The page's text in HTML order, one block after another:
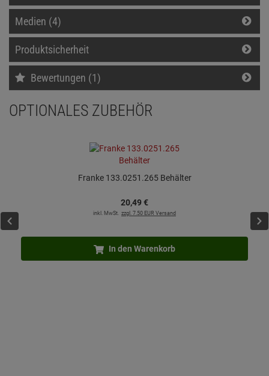
Medien (4)
Produktsicherheit
Bewertungen (1)
OPTIONALES ZUBEHÖR
Franke 133.0251.265 Behälter
20,49€
inkl. MwSt. zzgl. 7.50 EUR Versand
In den Warenkorb